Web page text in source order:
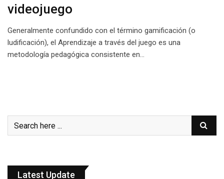
videojuego
Generalmente confundido con el término gamificación (o
ludificación), el Aprendizaje a través del juego es una
metodología pedagógica consistente en…
Latest Update